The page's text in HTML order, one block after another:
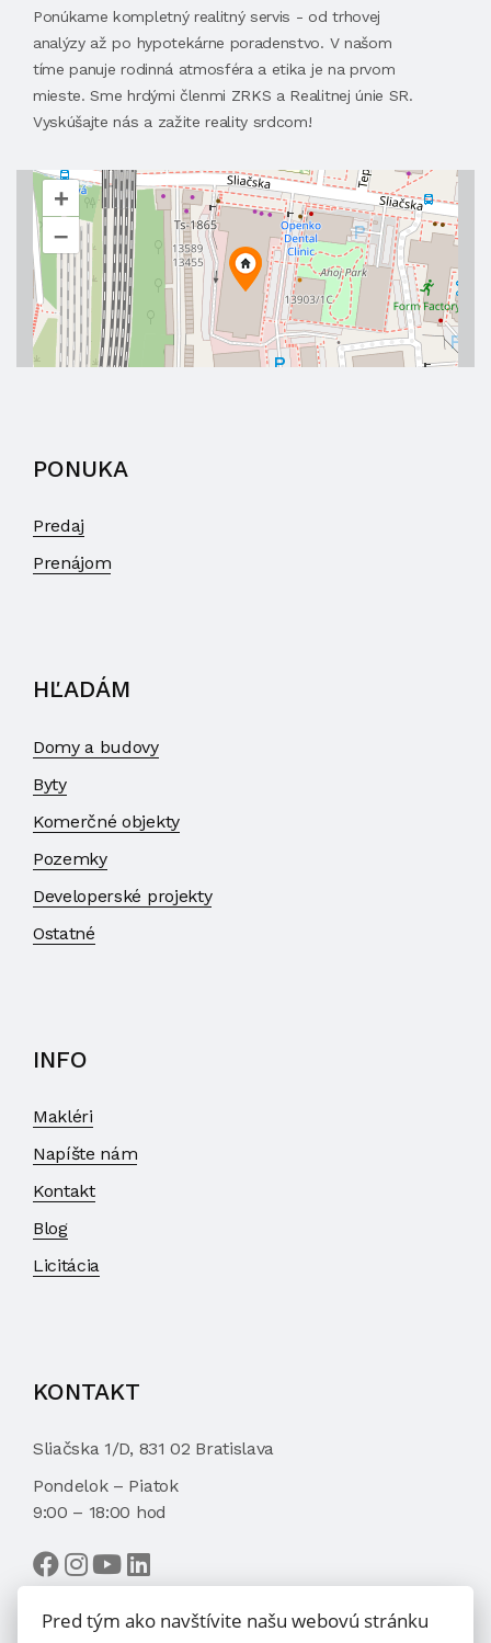
Ponúkame kompletný realitný servis - od trhovej
analýzy až po hypotekárne poradenstvo. V našom
tíme panuje rodinná atmosféra a etika je na prvom
mieste. Sme hrdými členmi ZRKS a Realitnej únie SR.
Vyskúšajte nás a zažite reality srdcom!
+
–
PONUKA
Predaj
Prenájom
HĽADÁM
Domy a budovy
Byty
Komerčné objekty
Pozemky
Developerské projekty
Ostatné
INFO
Makléri
Napíšte nám
Kontakt
Blog
Licitácia
KONTAKT
Sliačska 1/D, 831 02 Bratislava
Pondelok – Piatok
9:00 – 18:00 hod
Pred tým ako navštívite našu webovú stránku